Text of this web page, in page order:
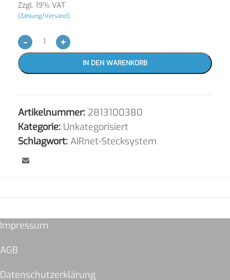
Zzgl. 19% VAT
(Zahlung/Versand)
- +
IN DEN WARENKORB
Artikelnummer: 2813100380
Kategorie: Unkategorisiert
Schlagwort: AIRnet-Stecksystem
Impressum
AGB
Datenschutzerklärung